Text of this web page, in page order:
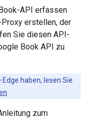
API erfassen
erstellen, der
Sie diesen API-
Book API zu
haben, lesen Sie
zum